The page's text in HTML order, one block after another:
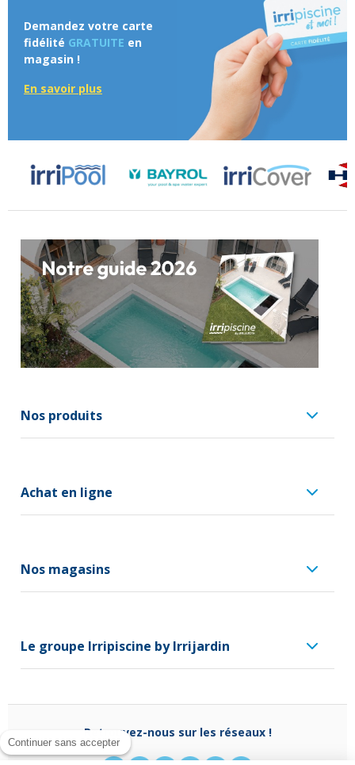
Continuer sans accepter
Demandez votre carte
fidélité GRATUITE en
magasin !
En savoir plus
Nos produits
Achat en ligne
Nos magasins
Le groupe Irripiscine by Irrijardin
Retrouvez-nous sur les réseaux !